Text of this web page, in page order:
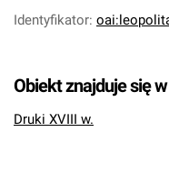
Identyfikator:
Obiekt znajduje się
Druki XVIII w.